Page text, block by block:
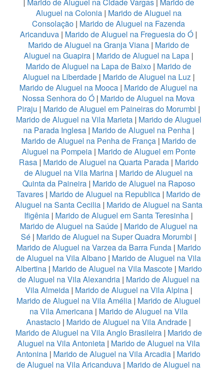
Aluguel na Colonia| Marido de Aluguel na
Consolação | Marido de Aluguel na Fazenda
Aricanduva | Marido de Aluguel na Freguesia do Ó |
Marido de Aluguel na Granja Viana| Marido de
Aluguel na Guapira | Marido de Aluguel na Lapa |
Marido de Aluguel na Lapa de Baixo | Marido de
Aluguel na Liberdade | Marido de Aluguel na Luz|
Marido de Aluguel na Mooca | Marido de Aluguel na
Nossa Senhora do Ó | Marido de Aluguel na Mova
Piraju | Marido de Aluguel em Paineiras do Morumbi |
Marido de Aluguel na Vila Marieta| Marido de Aluguel
na Parada Inglesa | Marido de Aluguel na Penha|
Marido de Aluguel na Penha de França | Marido de
Aluguel na Pompeia| Marido de Aluguel em Ponte
Rasa| Marido de Aluguel na Quarta Parada| Marido
de Aluguel na Vila Marina | Marido de Aluguel na
Quinta da Paineira| Marido de Aluguel na Raposo
Tavares | Marido de Aluguel na Republica | Marido de
Aluguel na Santa Cecilia| Marido de Aluguel na Santa
Ifigênia | Marido de Aluguel em Santa Teresinha |
Marido de Aluguel na Saúde| Marido de Aluguel na
Sé | Marido de Aluguel na Super Quadra Morumbi |
Marido de Aluguel na Varzea da Barra Funda| Marido
de Aluguel na Vila Albano | Marido de Aluguel na Vila
Albertina| Marido de Aluguel na Vila Mascote| Marido
de Aluguel na Vila Alexandria | Marido de Aluguel na
Vila Almeida | Marido de Aluguel na Vila Alpina |
Marido de Aluguel na Vila Amélia | Marido de Aluguel
na Vila Americana| Marido de Aluguel na Vila
Anastacio | Marido de Aluguel na Vila Andrade |
Marido de Aluguel na Vila Anglo Brasileira| Marido de
Aluguel na Vila Antonieta| Marido de Aluguel na Vila
Antonina | Marido de Aluguel na Vila Arcadia | Marido
de Aluguel na Vila Aricanduva | Marido de Aluguel na